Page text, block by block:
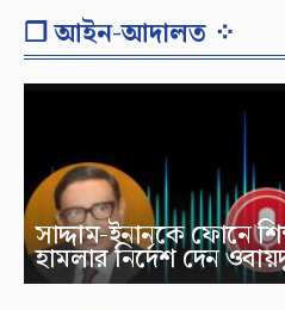
❐ আইন-আদালত ⁘
সাদ্দাম-ইনানকে ফোনে
হামলার নির্দেশ দেন